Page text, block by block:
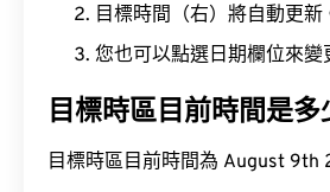
目標時間（右）將自動更新
您也可以點選日期欄位來變
目標時區目前時間是多
目標時區目前時間為 August 9th